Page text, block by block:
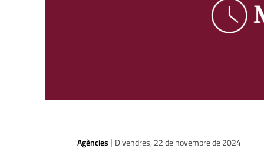
Agències | Divendres, 22 de novembre de 2024